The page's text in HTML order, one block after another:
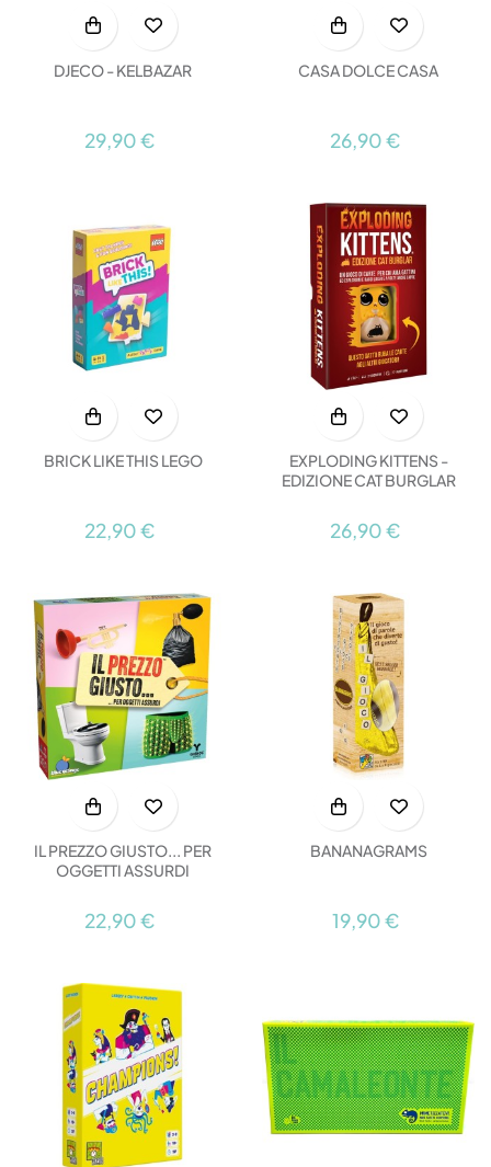
DJECO - KELBAZAR
29,90 €
CASA DOLCE CASA
26,90 €
BRICK LIKE THIS LEGO
22,90 €
EXPLODING KITTENS -
EDIZIONE CAT BURGLAR
26,90 €
IL PREZZO GIUSTO... PER
OGGETTI ASSURDI
22,90 €
BANANAGRAMS
19,90 €